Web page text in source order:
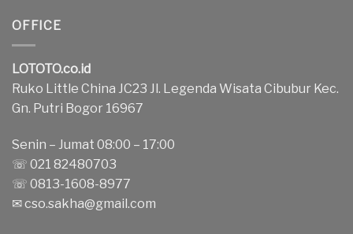
OFFICE
LOTOTO.co.id
Ruko Little China JC23 Jl. Legenda Wisata Cibubur Kec.
Gn. Putri Bogor 16967
Senin – Jumat 08:00 – 17:00
☏ 021 82480703
☏ 0813-1608-8977
✉cso.sakha@gmail.com